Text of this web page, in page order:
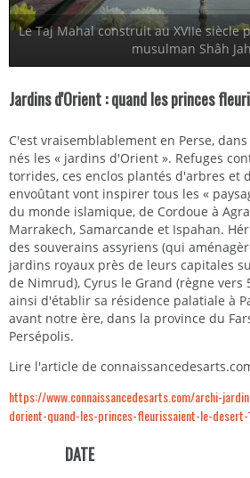
Le Taj Mahal construit au XVIIe siècle
musulman Shâh
Jardins d'Orient : quand les princes
C'est vraisemblablement en Perse,
nés les « jardins d'Orient ». Refuges
torrides, ces enclos plantés d'arbres et
envoûtant vont inspirer tous les «
du monde islamique, de Cordoue à
Marrakech, Samarcande et Ispahan.
des souverains assyriens (qui
jardins royaux près de leurs capitales
de Nimrud), Cyrus le Grand (règne vers
ainsi d'établir sa résidence palatiale à
avant notre ère, dans la province du
Persépolis.
Lire l'article de
https://www.connaissancedesarts.com/archi-
dorient-quand-les-princes-fleurissaient-le-desert-
DATE